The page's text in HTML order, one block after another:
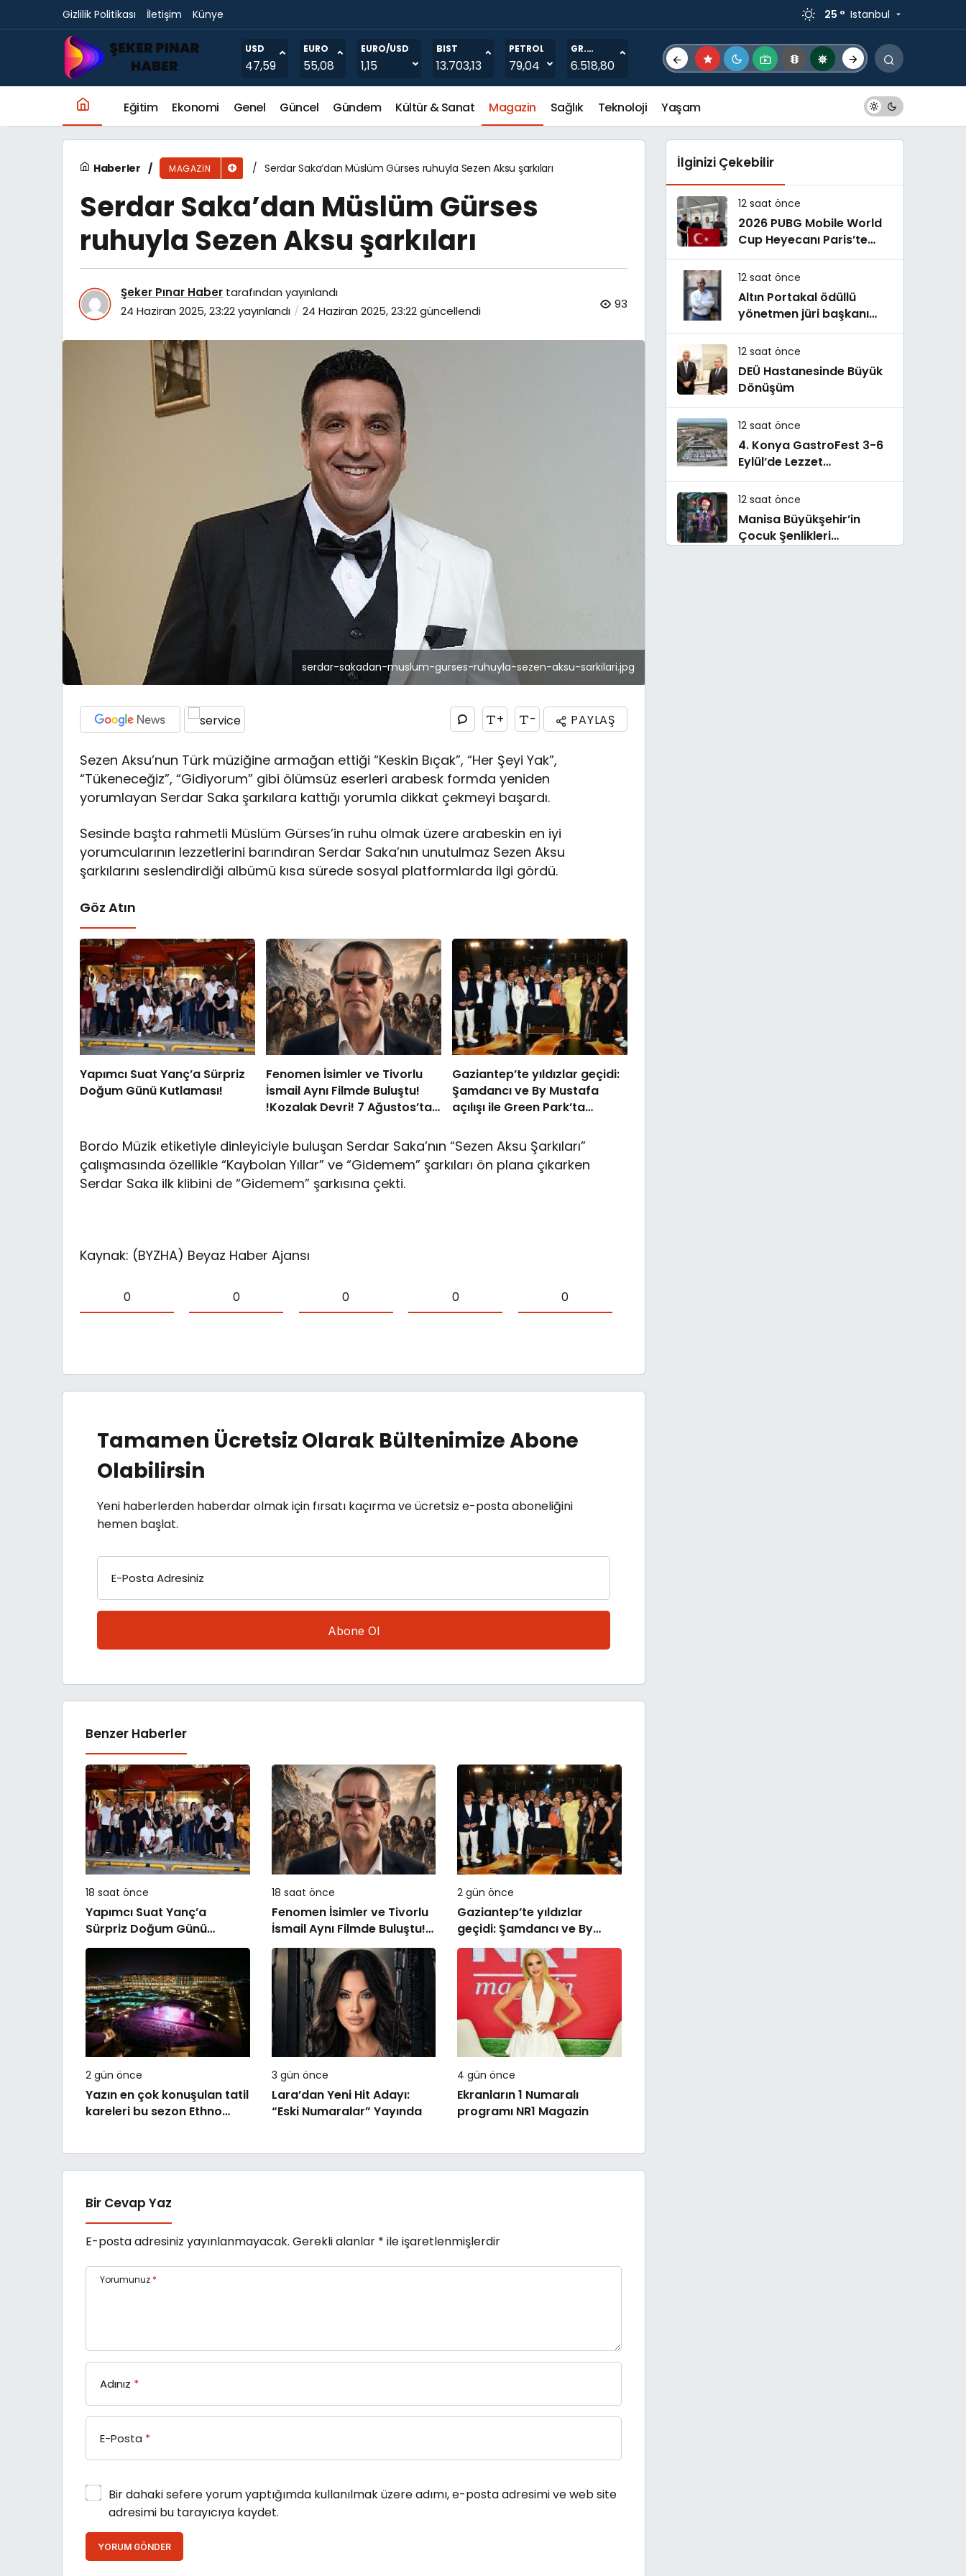
Gizlilik Politikası İletişim Künye 25 ° Istanbul
USD
47,59
EURO
55,08
EURO/USD
1,15
BIST
13.703,13
PETROL
79,04
GR.
ALTIN
6.518,80
Eğitim Ekonomi Genel Güncel Gündem Kültür & Sanat Magazin Sağlık Teknoloji Yaşam
Haberler MAGAZIN Serdar Saka’dan Müslüm Gürses ruhuyla Sezen Aksu şarkıları
Serdar Saka’dan Müslüm Gürses
ruhuyla Sezen Aksu şarkıları
Şeker Pınar Haber tarafından yayınlandı
24 Haziran 2025, 23:22yayınlandı 24 Haziran 2025, 23:22güncellendi 93
serdar-sakadan-muslum-gurses-ruhuyla-sezen-aksu-sarkilari.jpg
+ - PAYLAŞ
Sezen Aksu’nun Türk müziğine armağan ettiği “Keskin Bıçak”, “Her Şeyi Yak”,
“Tükeneceğiz”, “Gidiyorum” gibi ölümsüz eserleri arabesk formda yeniden
yorumlayan Serdar Saka şarkılara kattığı yorumla dikkat çekmeyi başardı.
Sesinde başta rahmetli Müslüm Gürses’in ruhu olmak üzere arabeskin en iyi
yorumcularının lezzetlerini barındıran Serdar Saka’nın unutulmaz Sezen Aksu
şarkılarını seslendirdiği albümü kısa sürede sosyal platformlarda ilgi gördü.
Göz Atın
Yapımcı Suat Yanç’a Sürpriz
Doğum Günü Kutlaması!
Fenomen İsimler ve Tivorlu
İsmail Aynı Filmde Buluştu!
!Kozalak Devri! 7 Ağustos’ta
Gaziantep’te yıldızlar geçidi:
Şamdancı ve By Mustafa
açılışı ile Green Park’ta
Bordo Müzik etiketiyle dinleyiciyle buluşan Serdar Saka’nın “Sezen Aksu Şarkıları”
çalışmasında özellikle “Kaybolan Yıllar” ve “Gidemem” şarkıları ön plana çıkarken
Serdar Saka ilk klibini de “Gidemem” şarkısına çekti.
Kaynak: (BYZHA) Beyaz Haber Ajansı
0 0 0 0 0
Tamamen Ücretsiz Olarak Bültenimize Abone
Olabilirsin
Yeni haberlerden haberdar olmak için fırsatı kaçırma ve ücretsiz e-posta aboneliğini
hemen başlat.
E-Posta Adresiniz
Benzer Haberler
18 saat önce
Yapımcı Suat Yanç’a
Sürpriz Doğum Günü
Kutlaması!
18 saat önce
Fenomen İsimler ve Tivorlu
İsmail Aynı Filmde Buluştu!
!Kozalak Devri! 7
Ağustos’ta Vizyonda
2 gün önce
Gaziantep’te yıldızlar
geçidi: Şamdancı ve By
Mustafa açılışı ile Green
Park’ta görkemli gala
2 gün önce
Yazın en çok konuşulan tatil
kareleri bu sezon Ethno
3 gün önce
Lara’dan Yeni Hit Adayı:
“Eski Numaralar” Yayında
4 gün önce
Ekranların 1 Numaralı
programı NR1 Magazin
Bir Cevap Yaz
E-posta adresiniz yayınlanmayacak. Gerekli alanlar * ile işaretlenmişlerdir
Yorumunuz *
Adınız *
E-Posta *
Bir dahaki sefere yorum yaptığımda kullanılmak üzere adımı, e-posta adresimi ve web site
adresimi bu tarayıcıya kaydet.
YORUM GÖNDER
İlginizi Çekebilir
12 saat önce
2026 PUBG Mobile World
Cup Heyecanı Paris’te
Başlıyor
12 saat önce
Altın Portakal ödüllü
yönetmen jüri başkanı
oldu
12 saat önce
DEÜ Hastanesinde Büyük
Dönüşüm
12 saat önce
4. Konya GastroFest 3-6
Eylül’de Lezzet
Tutkunlarını Ağırlayacak
12 saat önce
Manisa Büyükşehir’in
Çocuk Şenlikleri
Efsanevi yaz konserleri ile eğlenceli tatiller yaşanıyor